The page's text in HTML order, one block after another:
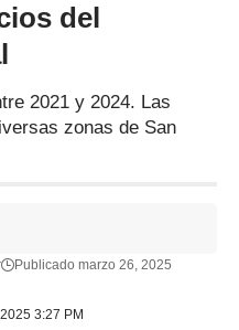
del
2021 y 2024. Las
zonas de San
3:27 PM
Publicado marzo 26, 2025